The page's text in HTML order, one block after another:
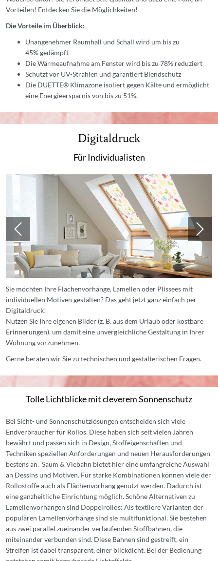
Vorteilen! Entdecken Sie die Möglichkeiten!
Die Vorteile im Überblick:
Unangenehmer Raumhall und Schall wird um bis zu
45% gedämpft
Die Wärmeaufnahme am Fenster wird bis zu 78% reduziert
Schützt vor UV-Strahlen und garantiert Blendschutz
Die DUETTE® Klimazone isoliert gegen Kälte und ermöglicht
eine Energieersparnis von bis zu 51%.
Digitaldruck
Für Individualisten
Sie möchten Ihre Flächenvorhänge, Lamellen oder Plissees mit
individuellen Motiven gestalten? Das geht jetzt ganz einfach per
Digitaldruck!
Nutzen Sie Ihre eigenen Bilder (z. B. aus dem Urlaub oder kostbare
Erinnerungen), um damit eine unvergleichliche Gestaltung in Ihrer
Wohnung vorzunehmen.
Gerne beraten wir Sie zu technischen und gestalterischen Fragen.
Tolle Lichtblicke mit cleverem Sonnenschutz
Bei Sicht- und Sonnenschutzlösungen entscheiden sich viele
Endverbraucher für Rollos. Diese haben sich seit vielen Jahren
bewährt und passen sich in Design, Stoffeigenschaften und
Techniken speziellen Anforderungen und neuen Herausforderungen
bestens an. Saum & Viebahn bietet hier eine umfangreiche Auswahl
an Dessins und Motiven. Für starke Kombinationen können viele der
Rollostoffe auch als Flächenvorhang genutzt werden. Dadurch ist
eine ganzheitliche Einrichtung möglich. Schöne Alternativen zu
Lamellenvorhängen sind Doppelrollos: Als textilere Varianten der
populären Lamellenvorhänge sind sie multifunktional. Sie bestehen
aus zwei parallel zueinander verlaufenden Stoffbahnen, die
miteinander verbunden sind. Diese Bahnen sind gestreift, ein
Streifen ist dabei transparent, einer blickdicht. Bei der Bedienung